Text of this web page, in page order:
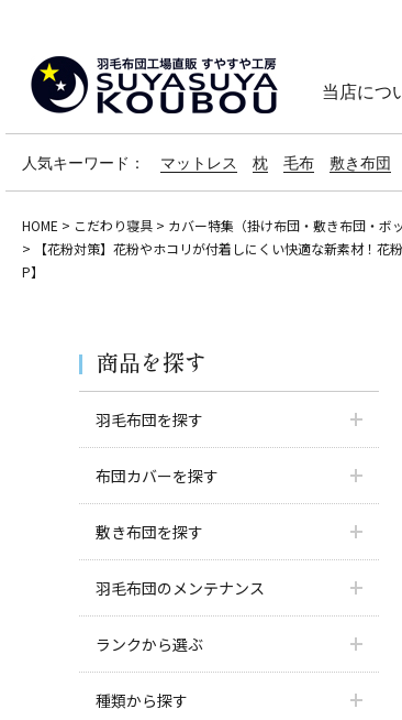
当店につ
人気キーワード： マットレス 枕 毛布 敷き布団
HOME こだわり寝具 カバー特集（掛け布団・敷き布団・ボ
【花粉対策】花粉やホコリが付着しにくい快適な新素材！
P】
商品を探す
羽毛布団を探す
布団カバーを探す
敷き布団を探す
羽毛布団のメンテナンス
ランクから選ぶ
種類から探す